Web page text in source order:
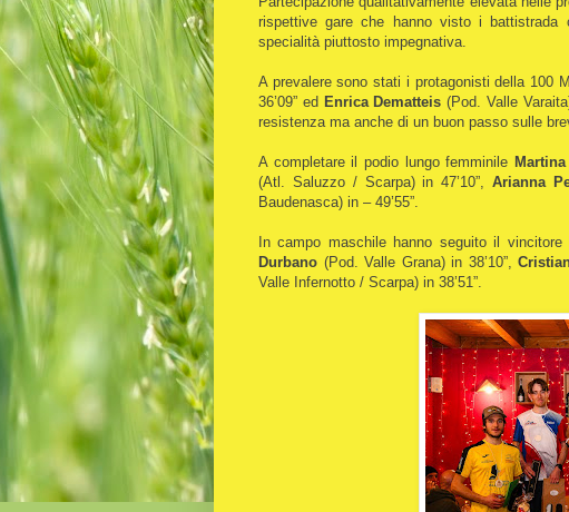
rispettive gare che hanno visto i battistrada
specialità piuttosto impegnativa.
A prevalere sono stati i protagonisti della 100
36’09” ed Enrica Dematteis (Pod. Valle
resistenza ma anche di un buon passo sulle
A completare il podio lungo femminile
(Atl. Saluzzo / Scarpa) in 47’10”,Arianna
Baudenasca) in – 49’55”.
In campo maschile hanno seguito il vincitore
Durbano (Pod. Valle Grana) in 38’10”,
Valle Infernotto / Scarpa) in 38’51”.